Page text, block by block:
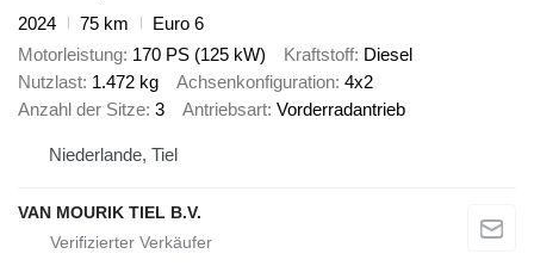
2024
75 km
Euro 6
Motorleistung 170 PS (125 kW) Kraftstoff Diesel
Nutzlast 1.472 kg Achsenkonfiguration 4x2
Anzahl der Sitze 3 Antriebsart Vorderradantrieb
Niederlande, Tiel
VAN MOURIK TIEL B.V.